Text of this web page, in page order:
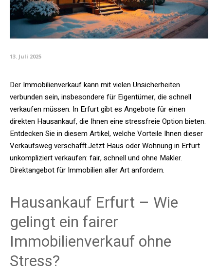
13. Juli 2025
Der Immobilienverkauf kann mit vielen Unsicherheiten
verbunden sein, insbesondere für Eigentümer, die schnell
verkaufen müssen. In Erfurt gibt es Angebote für einen
direkten Hausankauf, die Ihnen eine stressfreie Option bieten.
Entdecken Sie in diesem Artikel, welche Vorteile Ihnen dieser
Verkaufsweg verschafft.Jetzt Haus oder Wohnung in Erfurt
unkompliziert verkaufen: fair, schnell und ohne Makler.
Direktangebot für Immobilien aller Art anfordern.
Hausankauf Erfurt – Wie
gelingt ein fairer
Immobilienverkauf ohne
Stress?